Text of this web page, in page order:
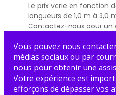
Le prix varie en fonction
longueurs de 1,0 m à 3,0
Contactez-nous pour un
Vous pouvez nous
médias sociaux ou par
nous pour obtenir une
Votre expérience est
efforçons de dépasser vos